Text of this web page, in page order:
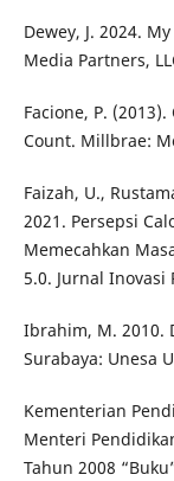
Dewey, J. 2024.
Media Partners,
Facione, P.
Count. Millbrae:
Faizah, U.,
2021. Persepsi
Memecahkan
5.0. Jurnal Inovasi
Ibrahim, M. 2010.
Surabaya: Unesa
Kementerian
Menteri
Tahun 2008